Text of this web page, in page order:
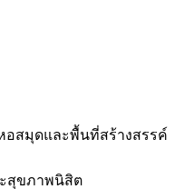
อสมุดและพื้นที่สร้างสรรค์
สุขภาพนิสิต